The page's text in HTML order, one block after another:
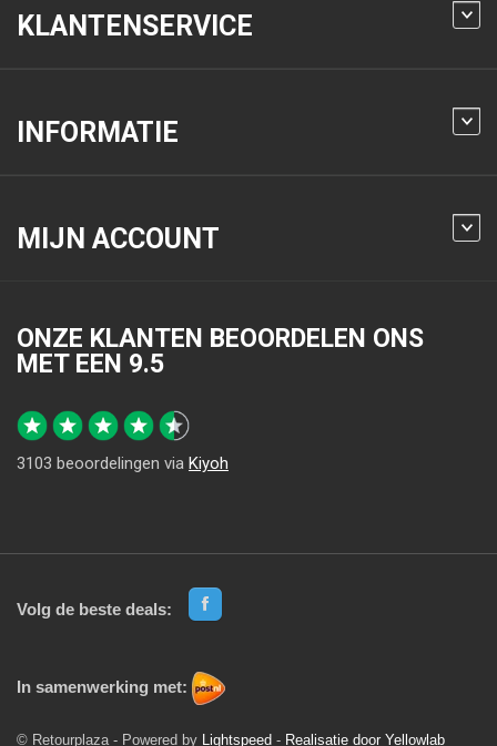
KLANTENSERVICE
INFORMATIE
MIJN ACCOUNT
ONZE KLANTEN BEOORDELEN ONS
MET EEN 9.5
3103 beoordelingen via Kiyoh
Volg de beste deals:
In samenwerking met:
© Retourplaza - Powered by Lightspeed - Realisatie door Yellowlab